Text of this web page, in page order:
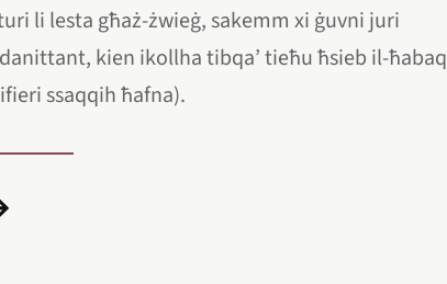
li lesta għaż‑żwieġ, sakemm xi ġuvni juri
kien ikollha tibqa’ tieħu ħsieb il‑ħabaq
ssaqqih ħafna).